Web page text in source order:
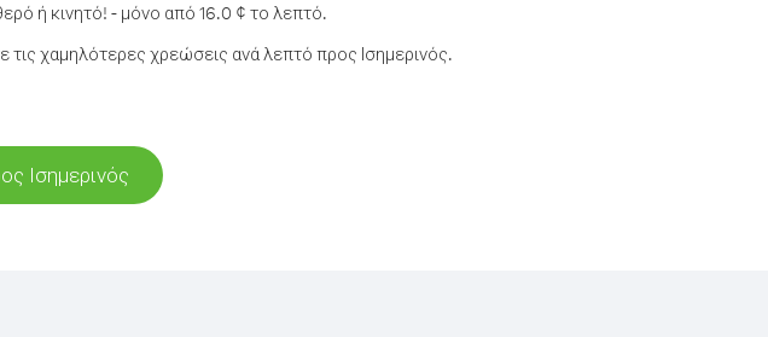
ή κινητό! - μόνο από 16.0 ¢ το λεπτό.
χαμηλότερες χρεώσεις ανά λεπτό προς Ισημερινός.
Ισημερινός